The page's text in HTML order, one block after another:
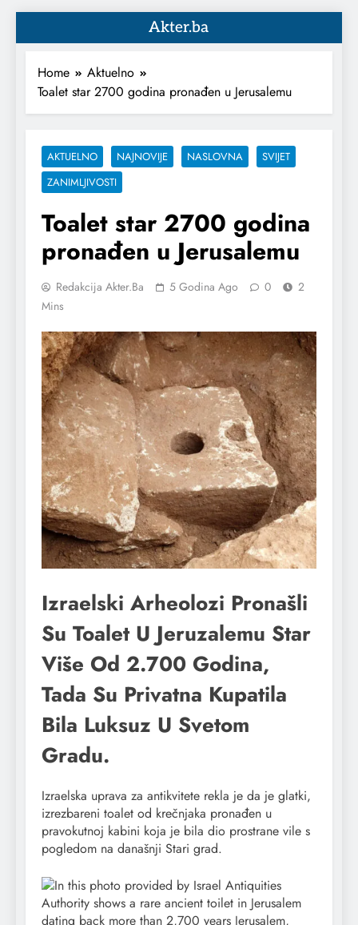
Akter.ba
Home
Aktuelno
Toalet star 2700 godina pronađen u Jerusalemu
AKTUELNO NAJNOVIJE NASLOVNA
SVIJET
ZANIMLJIVOSTI
Toalet star 2700 godina
pronađen u Jerusalemu
Redakcija Akter.ba 5 Godina Ago 0
2
Mins
Izraelski Arheolozi Pronašli
Su Toalet U Jeruzalemu Star
Više Od 2.700 Godina,
Tada Su Privatna Kupatila
Bila Luksuz U Svetom
Gradu.
Izraelska uprava za antikvitete rekla je da je glatki,
izrezbareni toalet od krečnjaka pronađen u
pravokutnoj kabini koja je bila dio prostrane vile s
pogledom na današnji Stari grad.